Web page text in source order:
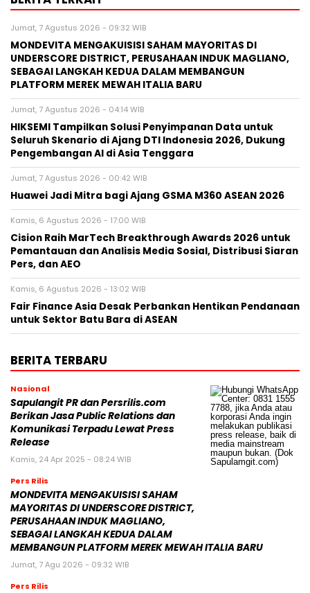
Jumat, 7 Agustus 2026 - 09:32 WIB
MONDEVITA MENGAKUISISI SAHAM MAYORITAS DI
UNDERSCORE DISTRICT, PERUSAHAAN INDUK MAGLIANO,
SEBAGAI LANGKAH KEDUA DALAM MEMBANGUN
PLATFORM MEREK MEWAH ITALIA BARU
Jumat, 7 Agustus 2026 - 04:14 WIB
HIKSEMI Tampilkan Solusi Penyimpanan Data untuk
Seluruh Skenario di Ajang DTI Indonesia 2026, Dukung
Pengembangan AI di Asia Tenggara
Jumat, 7 Agustus 2026 - 00:42 WIB
Huawei Jadi Mitra bagi Ajang GSMA M360 ASEAN 2026
Kamis, 6 Agustus 2026 - 17:00 WIB
Cision Raih MarTech Breakthrough Awards 2026 untuk
Pemantauan dan Analisis Media Sosial, Distribusi Siaran
Pers, dan AEO
Kamis, 6 Agustus 2026 - 13:02 WIB
Fair Finance Asia Desak Perbankan Hentikan Pendanaan
untuk Sektor Batu Bara di ASEAN
BERITA TERBARU
Nasional
Sapulangit PR dan Persrilis.com
Berikan Jasa Public Relations dan
Komunikasi Terpadu Lewat Press
Release
Kamis, 24 Apr 2025 - 08:24 WIB
Pers Rilis
MONDEVITA MENGAKUISISI SAHAM
MAYORITAS DI UNDERSCORE DISTRICT,
PERUSAHAAN INDUK MAGLIANO,
SEBAGAI LANGKAH KEDUA DALAM
MEMBANGUN PLATFORM MEREK MEWAH ITALIA BARU
Jumat, 7 Agu 2026 - 09:32 WIB
Pers Rilis